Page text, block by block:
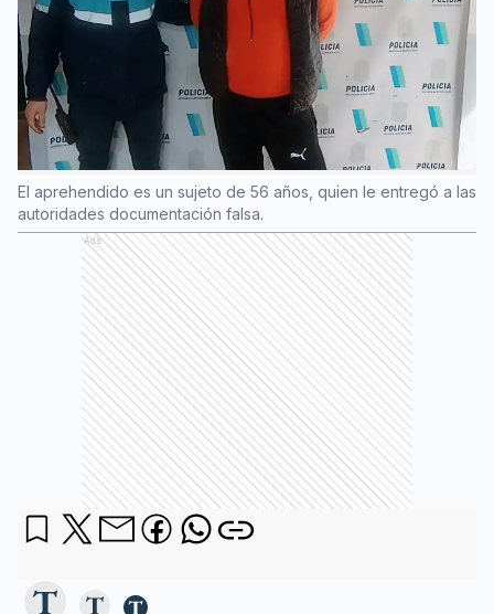
El aprehendido es un sujeto de 56 años, quien le entregó a las
autoridades documentación falsa.
Ads